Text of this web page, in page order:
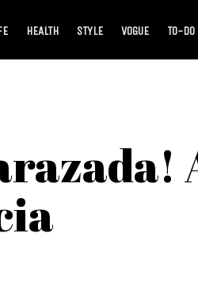
HEALTH STYLE VOGUE TO-DO